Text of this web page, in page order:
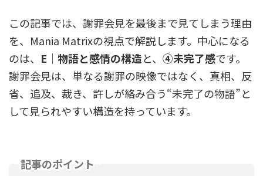
この記事では、謝罪会見を最後まで見てしまう理由
を、Mania Matrixの視点で解説します。中心になる
のは、 E｜物語と感情の構造と、 ④未完了感です。
謝罪会見は、単なる謝罪の映像ではなく、真相、反
省、追及、裁き、許しが絡み合う“未完了の物語”と
して見られやすい構造を持っています。
記事のポイント